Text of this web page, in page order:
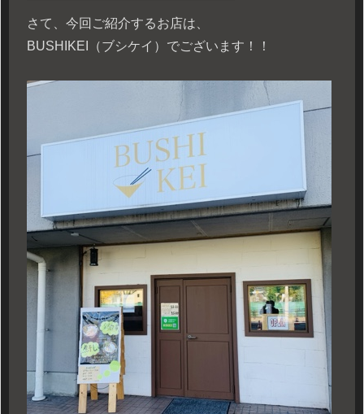
さて、今回ご紹介するお店は、
BUSHIKEI（ブシケイ）でございます！！